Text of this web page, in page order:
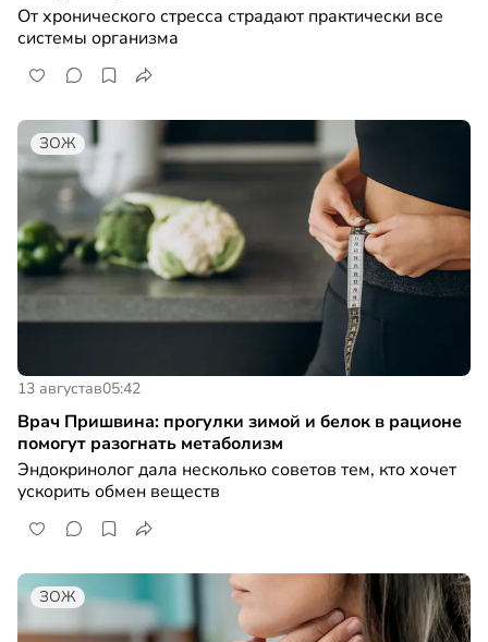
От хронического стресса страдают практически все
системы организма
ЗОЖ
13 августав05:42
Врач Пришвина: прогулки зимой и белок в рационе
помогут разогнать метаболизм
Эндокринолог дала несколько советов тем, кто хочет
ускорить обмен веществ
ЗОЖ